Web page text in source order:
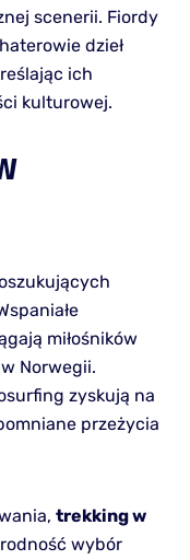
scenerii. Fiordy
dzieł
ich
kulturowej.
miłośników
Norwegii.
zyskują na
przeżycia
trekking w
wybór